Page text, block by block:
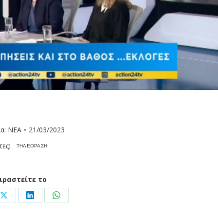
ΝΕΑ
21/03/2023
ΤΗΛΕΟΡΑΣΗ
το
Share Share Share